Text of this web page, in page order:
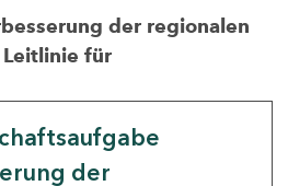
der regionalen
für
der